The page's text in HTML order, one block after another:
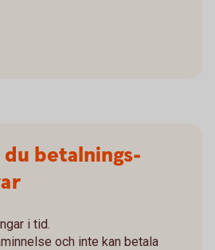
du betalnings­
i tid.
och inte kan betala